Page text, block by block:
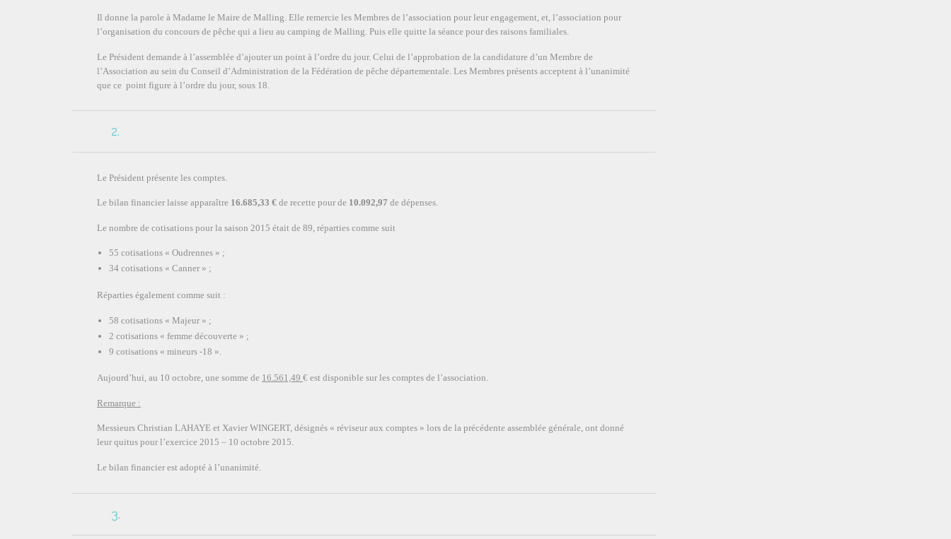
Il donne la parole à Madame le Maire de Malling. Elle remercie les Membres de l’association pour leur engagement, et, l’association pour
l’organisation du concours de pêche qui a lieu au camping de Malling. Puis elle quitte la séance pour des raisons familiales.
Le Président demande à l’assemblée d’ajouter un point à l’ordre du jour. Celui de l’approbation de la candidature d’un Membre de
l’Association au sein du Conseil d’Administration de la Fédération de pêche départementale. Les Membres présents acceptent à l’unanimité
que ce point figure à l’ordre du jour, sous 18.
2.
Le Président présente les comptes.
Le bilan financier laisse apparaître 16.685,33 € de recette pour de 10.092,97 de dépenses.
Le nombre de cotisations pour la saison 2015 était de 89, réparties comme suit
55 cotisations « Oudrennes » ;
34 cotisations « Canner » ;
Réparties également comme suit :
58 cotisations « Majeur » ;
2 cotisations « femme découverte » ;
9 cotisations « mineurs -18 ».
Aujourd’hui, au 10 octobre, une somme de 16.561,49 € est disponible sur les comptes de l’association.
Remarque :
Messieurs Christian LAHAYE et Xavier WINGERT, désignés « réviseur aux comptes » lors de la précédente assemblée générale, ont donné
leur quitus pour l’exercice 2015 – 10 octobre 2015.
Le bilan financier est adopté à l’unanimité.
3.